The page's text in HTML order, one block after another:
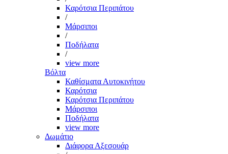
Καρότσια Περιπάτου
/
Μάρσιποι
/
Ποδήλατα
/
view more
Βόλτα
Καθίσματα Αυτοκινήτου
Καρότσια
Καρότσια Περιπάτου
Μάρσιποι
Ποδήλατα
view more
Δωμάτιο
Διάφορα Αξεσουάρ